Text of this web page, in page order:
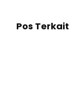
Pos Terkait